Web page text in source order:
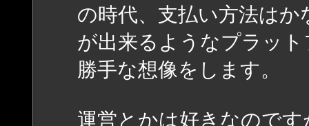
の時代、支払い方法は
が出来るようなプラッ
勝手な想像をします。
運営とかは好きなので